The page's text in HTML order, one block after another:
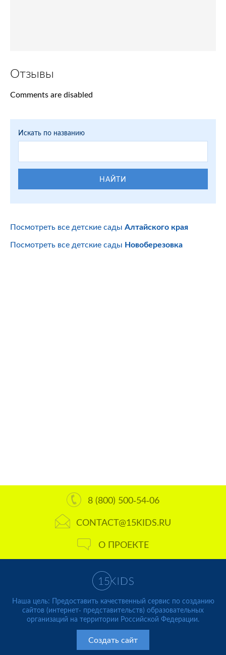
Отзывы
Comments are disabled
Искать по названию
НАЙТИ
Посмотреть все детские сады Алтайского края
Посмотреть все детские сады Новоберезовка
8 (800) 500-54-06
CONTACT@15KIDS.RU
О ПРОЕКТЕ
Наша цель: Предоставить качественный сервис по созданию
сайтов (интернет- представительств) образовательных
организаций на территории Российской Федерации.
Создать сайт